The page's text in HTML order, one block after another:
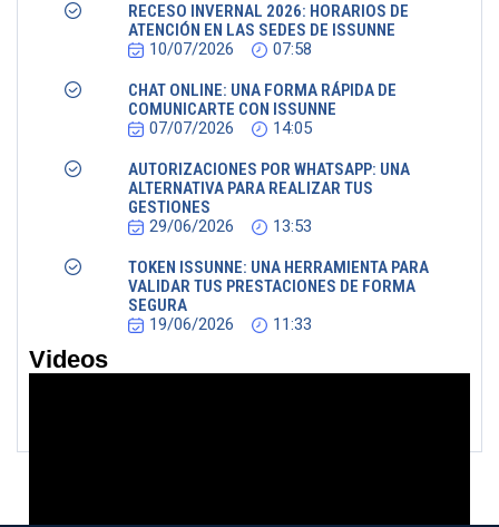
RECESO INVERNAL 2026: HORARIOS DE
ATENCIÓN EN LAS SEDES DE ISSUNNE
10/07/2026
07:58
CHAT ONLINE: UNA FORMA RÁPIDA DE
COMUNICARTE CON ISSUNNE
07/07/2026
14:05
AUTORIZACIONES POR WHATSAPP: UNA
ALTERNATIVA PARA REALIZAR TUS
GESTIONES
29/06/2026
13:53
TOKEN ISSUNNE: UNA HERRAMIENTA PARA
VALIDAR TUS PRESTACIONES DE FORMA
SEGURA
19/06/2026
11:33
Videos